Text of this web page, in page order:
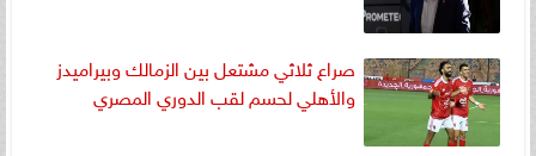
صراع ثلاثي مشتعل بين الزمالك وبيراميدز
والأهلي لحسم لقب الدوري المصري